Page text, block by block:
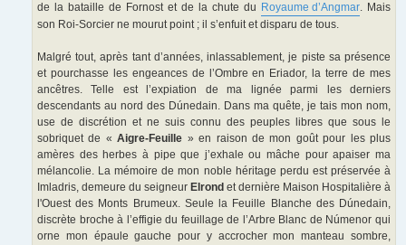
de la bataille de Fornost et de la chute du Royaume d’Angmar. Mais
son Roi-Sorcier ne mourut point ; il s’enfuit et disparu de tous.
Malgré tout, après tant d’années, inlassablement, je piste sa présence
et pourchasse les engeances de l’Ombre en Eriador, la terre de mes
ancêtres. Telle est l’expiation de ma lignée parmi les derniers
descendants au nord des Dúnedain. Dans ma quête, je tais mon nom,
use de discrétion et ne suis connu des peuples libres que sous le
sobriquet de «Aigre-Feuille » en raison de mon goût pour les plus
amères des herbes à pipe que j’exhale ou mâche pour apaiser ma
mélancolie. La mémoire de mon noble héritage perdu est préservée à
Imladris, demeure du seigneur Elrond et dernière Maison Hospitalière à
l'Ouest des Monts Brumeux. Seule la Feuille Blanche des Dúnedain,
discrète broche à l’effigie du feuillage de l’Arbre Blanc de Númenor qui
orne mon épaule gauche pour y accrocher mon manteau sombre,